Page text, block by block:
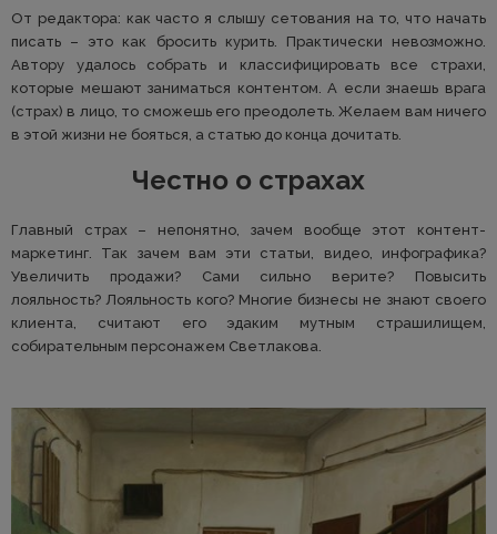
От редактора: как часто я слышу сетования на то, что начать
писать – это как бросить курить. Практически невозможно.
Автору удалось собрать и классифицировать все страхи,
которые мешают заниматься контентом. А если знаешь врага
(страх) в лицо, то сможешь его преодолеть. Желаем вам ничего
в этой жизни не бояться, а статью до конца дочитать.
Честно о страхах
Главный страх – непонятно, зачем вообще этот контент-
маркетинг. Так зачем вам эти статьи, видео, инфографика?
Увеличить продажи? Сами сильно верите? Повысить
лояльность? Лояльность кого? Многие бизнесы не знают своего
клиента, считают его эдаким мутным страшилищем,
собирательным персонажем Светлакова.